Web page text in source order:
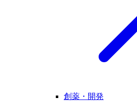
創薬・開発